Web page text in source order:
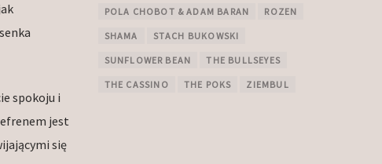
spokoju i
jest
się
POLA CHOBOT & ADAM BARAN ROZEN
SHAMA STACH BUKOWSKI
SUNFLOWER BEAN THE BULLSEYES
THE CASSINO THE POKS ZIEMBUL